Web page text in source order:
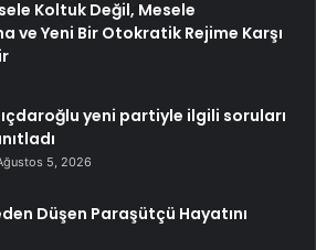
Koltuk Değil, Mesele
ve Yeni Bir Otokratik Rejime Karşı
yeni partiyle ilgili soruları
5, 2026
Düşen Paraşütçü Hayatını